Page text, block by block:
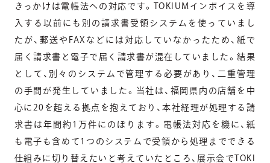
きっかけは電帳法への対応です。TOKIUMインボイスを導
入する以前にも別の請求書受領システムを使っていまし
たが、郵送やFAXなどには対応していなかったため、紙で
届く請求書と電子で届く請求書が混在していました。結果
として、別々のシステムで管理する必要があり、二重管理
の手間が発生していました。当社は、福岡県内の店舗を中
心に20を超える拠点を抱えており、本社経理が処理する請
求書は年間約1万件にのぼります。電帳法対応を機に、紙
も電子も含めて1つのシステムで受領から処理までできる
仕組みに切り替えたいと考えていたところ、展示会でTOKI